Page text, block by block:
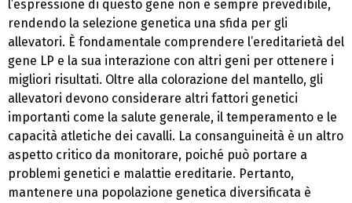
l’espressione di questo gene non è sempre prevedibile,
rendendo la selezione genetica una sfida per gli
allevatori. È fondamentale comprendere l’ereditarietà del
gene LP e la sua interazione con altri geni per ottenere i
migliori risultati. Oltre alla colorazione del mantello, gli
allevatori devono considerare altri fattori genetici
importanti come la salute generale, il temperamento e le
capacità atletiche dei cavalli. La consanguineità è un altro
aspetto critico da monitorare, poiché può portare a
problemi genetici e malattie ereditarie. Pertanto,
mantenere una popolazione genetica diversificata è